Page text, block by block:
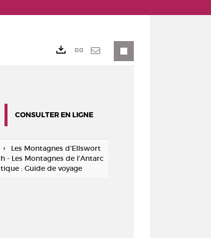
Lien
CONSULTER EN LIGNE
Les Montagnes d'Ellswort
h - Les Montagnes de l'Antarc
tique : Guide de voyage